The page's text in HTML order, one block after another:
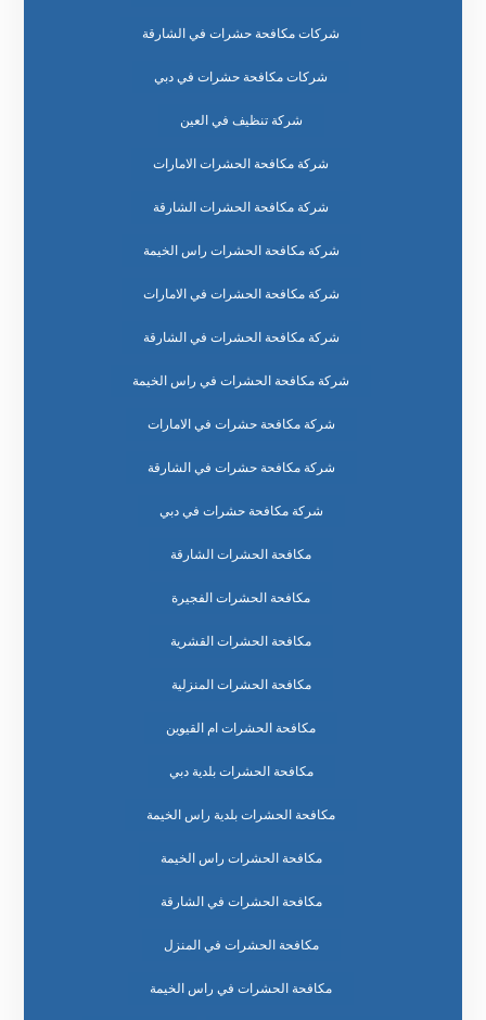
شركات مكافحة حشرات في الشارقة
شركات مكافحة حشرات في دبي
شركة تنظيف في العين
شركة مكافحة الحشرات الامارات
شركة مكافحة الحشرات الشارقة
شركة مكافحة الحشرات راس الخيمة
شركة مكافحة الحشرات في الامارات
شركة مكافحة الحشرات في الشارقة
شركة مكافحة الحشرات في راس الخيمة
شركة مكافحة حشرات في الامارات
شركة مكافحة حشرات في الشارقة
شركة مكافحة حشرات في دبي
مكافحة الحشرات الشارقة
مكافحة الحشرات الفجيرة
مكافحة الحشرات القشرية
مكافحة الحشرات المنزلية
مكافحة الحشرات ام القيوين
مكافحة الحشرات بلدية دبي
مكافحة الحشرات بلدية راس الخيمة
مكافحة الحشرات راس الخيمة
مكافحة الحشرات في الشارقة
مكافحة الحشرات في المنزل
مكافحة الحشرات في راس الخيمة